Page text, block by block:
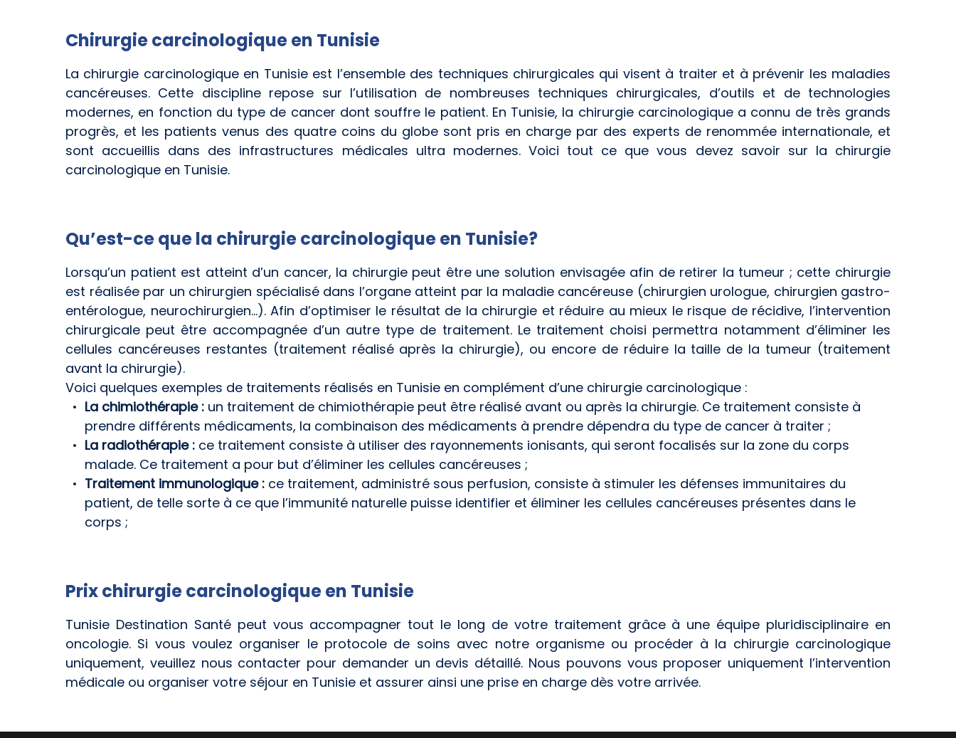
Chirurgie carcinologique en Tunisie
La chirurgie carcinologique en Tunisie est l’ensemble des techniques chirurgicales qui visent à traiter et à prévenir les maladies
cancéreuses. Cette discipline repose sur l’utilisation de nombreuses techniques chirurgicales, d’outils et de technologies
modernes, en fonction du type de cancer dont souffre le patient. En Tunisie, la chirurgie carcinologique a connu de très grands
progrès, et les patients venus des quatre coins du globe sont pris en charge par des experts de renommée internationale, et
sont accueillis dans des infrastructures médicales ultra modernes. Voici tout ce que vous devez savoir sur la chirurgie
carcinologique en Tunisie.
Qu’est-ce que la chirurgie carcinologique en Tunisie?
Lorsqu’un patient est atteint d’un cancer, la chirurgie peut être une solution envisagée afin de retirer la tumeur ; cette chirurgie
est réalisée par un chirurgien spécialisé dans l’organe atteint par la maladie cancéreuse (chirurgien urologue, chirurgien gastro-
entérologue, neurochirurgien…). Afin d’optimiser le résultat de la chirurgie et réduire au mieux le risque de récidive, l’intervention
chirurgicale peut être accompagnée d’un autre type de traitement. Le traitement choisi permettra notamment d’éliminer les
cellules cancéreuses restantes (traitement réalisé après la chirurgie), ou encore de réduire la taille de la tumeur (traitement
avant la chirurgie).
Voici quelques exemples de traitements réalisés en Tunisie en complément d’une chirurgie carcinologique :
La chimiothérapie : un traitement de chimiothérapie peut être réalisé avant ou après la chirurgie. Ce traitement consiste à
prendre différents médicaments, la combinaison des médicaments à prendre dépendra du type de cancer à traiter ;
La radiothérapie : ce traitement consiste à utiliser des rayonnements ionisants, qui seront focalisés sur la zone du corps
malade. Ce traitement a pour but d’éliminer les cellules cancéreuses ;
Traitement immunologique : ce traitement, administré sous perfusion, consiste à stimuler les défenses immunitaires du
patient, de telle sorte à ce que l’immunité naturelle puisse identifier et éliminer les cellules cancéreuses présentes dans le
corps ;
Prix chirurgie carcinologique en Tunisie
Tunisie Destination Santé peut vous accompagner tout le long de votre traitement grâce à une équipe pluridisciplinaire en
oncologie. Si vous voulez organiser le protocole de soins avec notre organisme ou procéder à la chirurgie carcinologique
uniquement, veuillez nous contacter pour demander un devis détaillé. Nous pouvons vous proposer uniquement l’intervention
médicale ou organiser votre séjour en Tunisie et assurer ainsi une prise en charge dès votre arrivée.